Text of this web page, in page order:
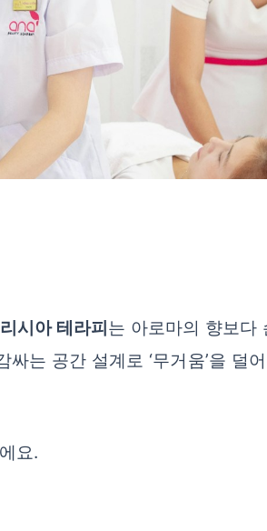
시아 테라피는 아로마의 향보다
는 공간 설계로 ‘무거움’을 덜
요.